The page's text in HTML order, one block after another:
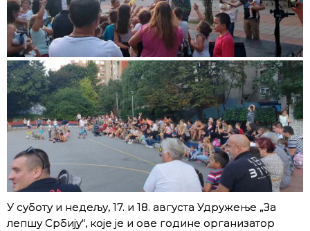
У суботу и недељу, 17. и 18. августа Удружење „За
лепшу Србију“, које је и ове године организатор